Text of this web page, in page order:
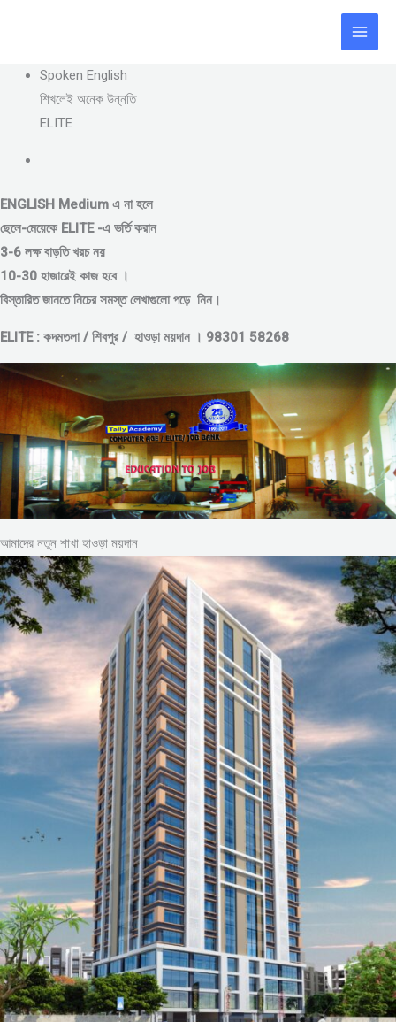
Spoken English
শিখলেই অনেক উন্নতি
ELITE
ENGLISH Medium এ না হলে
ছেলে-মেয়েকে ELITE -এ ভর্তি করান
3-6 লক্ষ বাড়তি খরচ নয়
10-30 হাজারেই কাজ হবে ।
বিস্তারিত জানতে নিচের সমস্ত লেখাগুলো পড়ে নিন।
ELITE : কদমতলা / শিবপুর / হাওড়া ময়দান । 98301 58268
আমাদের নতুন শাখা হাওড়া ময়দান